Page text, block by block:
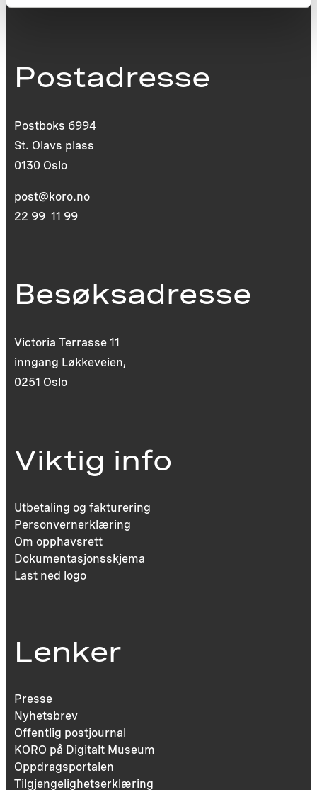
Postadresse
Postboks 6994
St. Olavs plass
0130 Oslo
post@koro.no
22 99 11 99
Besøksadresse
Victoria Terrasse 11
inngang Løkkeveien,
0251 Oslo
Viktig info
Utbetaling og fakturering
Personvernerklæring
Om opphavsrett
Dokumentasjonsskjema
Last ned logo
Lenker
Presse
Nyhetsbrev
Offentlig postjournal
KORO på Digitalt Museum
Oppdragsportalen
Tilgjengelighetserklæring